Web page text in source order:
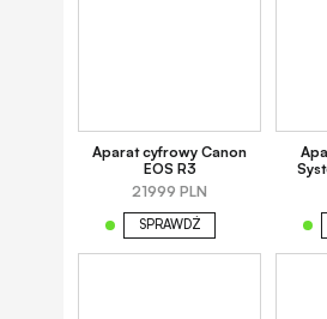
Aparat cyfrowy Canon
EOS R3
21999 PLN
SPRAWDŹ